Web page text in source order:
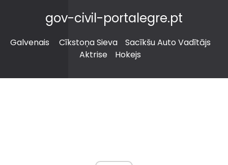
gov-civil-portalegre.pt
Galvenais Cīkstoņa Sieva
Sacīkšu Auto Vadītājs
Aktrise
Hokejs